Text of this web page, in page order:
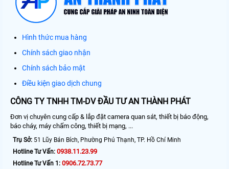
Hình thức mua hàng
Chính sách giao nhận
Chính sách bảo mật
Điều kiện giao dịch chung
CÔNG TY TNHH TM-DV ĐẦU TƯ AN THÀNH PHÁT
Đơn vị chuyên cung cấp & lắp đặt camera quan sát, thiết bị báo động,
báo cháy, máy chấm công, thiết bị mạng, ...
Trụ Sở: 51 Lũy Bán Bích, Phường Phú Thạnh, TP. Hồ Chí Minh
Hotline Tư Vấn: 0938.11.23.99
Hotline Tư Vấn 1: 0906.72.73.77